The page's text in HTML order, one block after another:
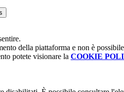
della piattaforma e non è
potete visionare la COOKIE